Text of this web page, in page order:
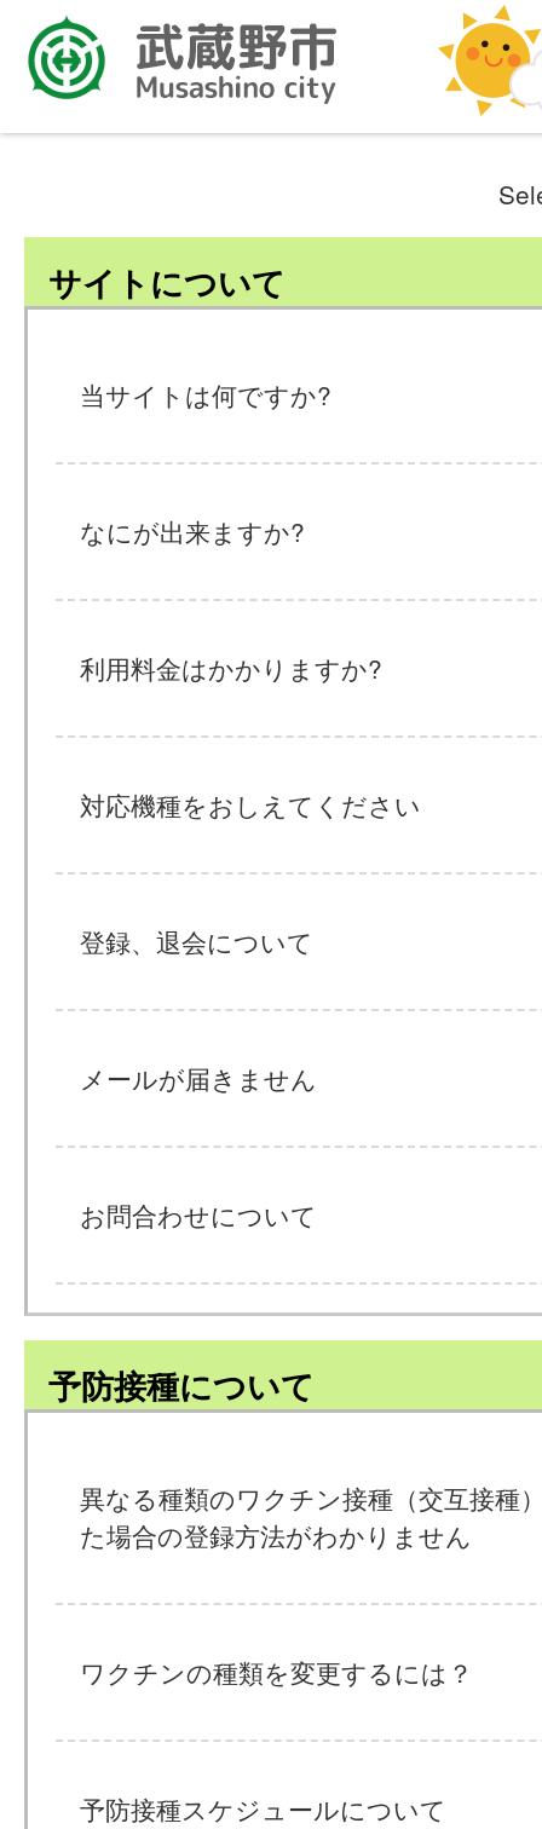
サイトについて
当サイトは何ですか?
なにが出来ますか?
利用料金はかかりますか?
対応機種をおしえてください
登録、退会について
メールが届きません
お問合わせについて
予防接種について
異なる種類のワクチン接種（交互接種
た場合の登録方法がわかりません
ワクチンの種類を変更するには？
予防接種スケジュールについて